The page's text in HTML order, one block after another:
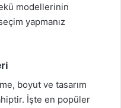
modellerinin
yapmanız
boyut ve tasarım
İşte en popüler